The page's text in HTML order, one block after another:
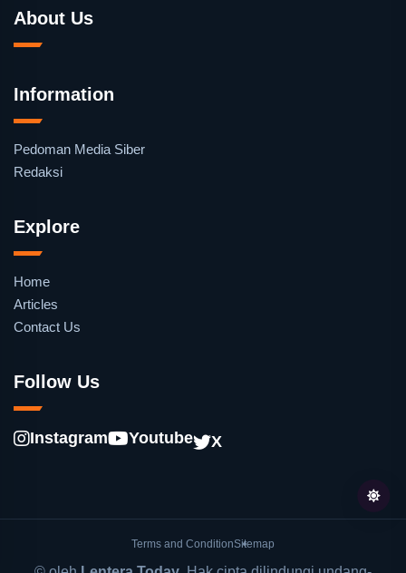
About Us
Information
Pedoman Media Siber
Redaksi
Explore
Home
Articles
Contact Us
Follow Us
Instagram Youtube X
Terms and ConditionSitemap